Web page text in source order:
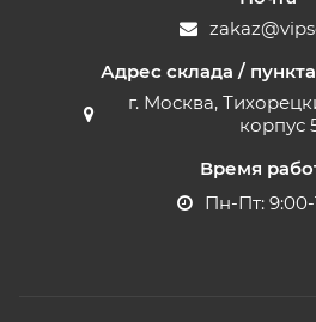
Адрес склада /
г. Москва,
корпус
Время
Пн-Пт: 9:00-